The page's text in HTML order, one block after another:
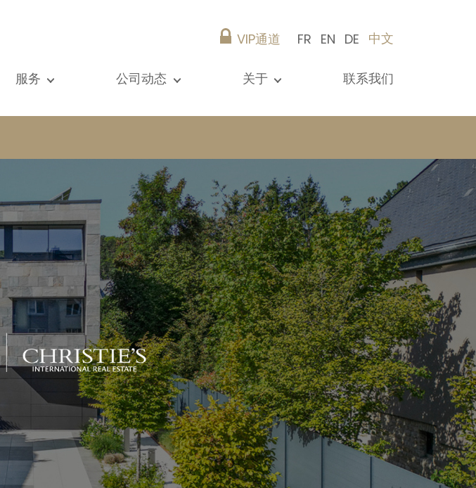
VIP通道 FR EN DE 中文
服务
Vip通道
房屋租赁托管
物业管理
公司动态
博客
关于
建议
职业生涯
联系我们